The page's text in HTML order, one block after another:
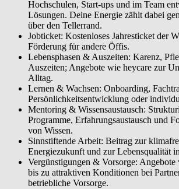
Hochschulen, Start-ups und im Team
Lösungen. Deine Energie zählt dabei
über den Tellerrand.
Jobticket: Kostenloses Jahresticket der
Förderung für andere Öffis.
Lebensphasen & Auszeiten: Karenz,
Auszeiten; Angebote wie heycare zur
Alltag.
Lernen & Wachsen: Onboarding,
Persönlichkeitsentwicklung oder
Mentoring & Wissensaustausch:
Programme, Erfahrungsaustausch und
von Wissen.
Sinnstiftende Arbeit: Beitrag zur
Energiezukunft und zur Lebensqualität
Vergünstigungen & Vorsorge:
bis zu attraktiven Konditionen bei
betriebliche Vorsorge.